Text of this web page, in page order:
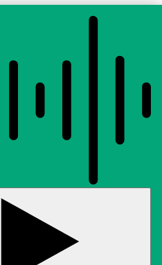
Zeittafel sei gedankt: Dr. Birgit
alle in Berlin.
mit Dank für die freundliche